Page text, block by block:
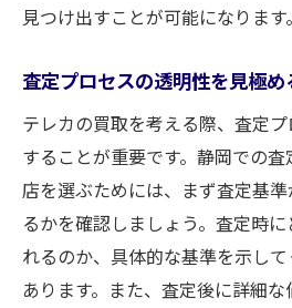
見つけ出すことが可能になります。
査定プロセスの透明性を見極め
テレカの買取を考える際、査定
することが重要です。静岡での
店を選ぶためには、まず査定基
るかを確認しましょう。査定時
れるのか、具体的な基準を示し
あります。また、査定後に詳細